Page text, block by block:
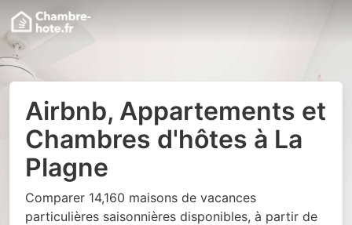
Airbnb, Appartements et
Chambres d'hôtes à La
Plagne
Comparer 14,160 maisons de vacances
particulières saisonnières disponibles, à partir de